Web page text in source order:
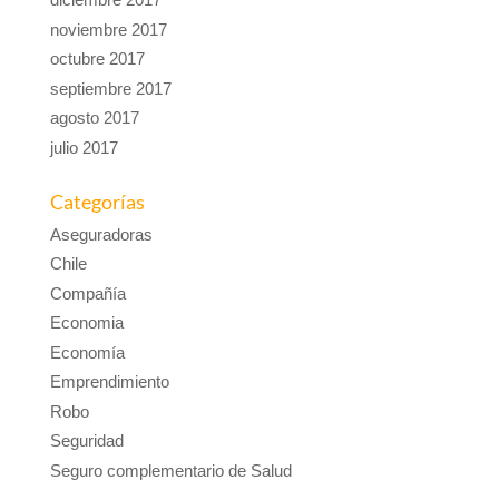
noviembre 2017
octubre 2017
septiembre 2017
agosto 2017
julio 2017
Categorías
Aseguradoras
Chile
Compañía
Economia
Economía
Emprendimiento
Robo
Seguridad
Seguro complementario de Salud